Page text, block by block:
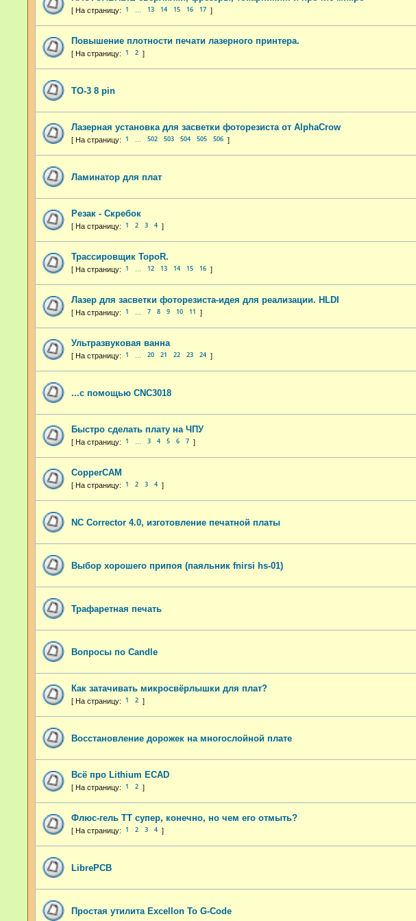
1 13 14 15 16 17
Повышение плотности печати лазерного принтера.
1 2
TO-3 8 pin
Лазерная установка для засветки фоторезиста от AlphaCrow
1 502 503 504 505 506
Ламинатор для плат
Резак - Скребок
1 2 3 4
Трассировщик TopoR.
1 12 13 14 15 16
Лазер для засветки фоторезиста-идея для реализации. HLDI
1 7 8 9 10 11
Ультразвуковая ванна
1 20 21 22 23 24
...с помощью CNC3018
Быстро сделать плату на ЧПУ
1 3 4 5 6 7
CopperCAM
1 2 3 4
NC Corrector 4.0, изготовление печатной платы
Выбор хорошего припоя (паяльник fnirsi hs-01)
Трафаретная печать
Вопросы по Candle
Как затачивать микросвёрлышки для плат?
1 2
Восстановление дорожек на многослойной плате
Всё про Lithium ECAD
1 2
Флюс-гель ТТ супер, конечно, но чем его отмыть?
1 2 3 4
LibrePCB
Простая утилита Excellon To G-Code